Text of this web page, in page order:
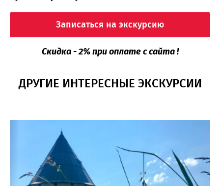
Записаться на экскурсию
Скидка - 2% при оплате с сайта !
ДРУГИЕ ИНТЕРЕСНЫЕ ЭКСКУРСИИ